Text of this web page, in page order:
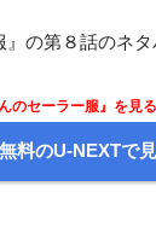
の第８話のネ
のセーラー服』を見
料のU-NEXTで